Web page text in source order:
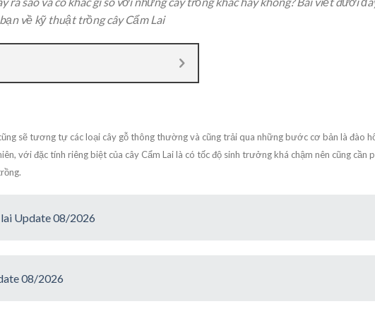
về kỹ thuật trồng cây Cẩm Lai
sẽ tương tự các loại cây gỗ thông thường và cũng trải qua những bước cơ bản là đào
với đặc tính riêng biệt của cây Cẩm Lai là có tốc độ sinh trưởng khá chậm nên cũng cần
Update 08/2026
08/2026